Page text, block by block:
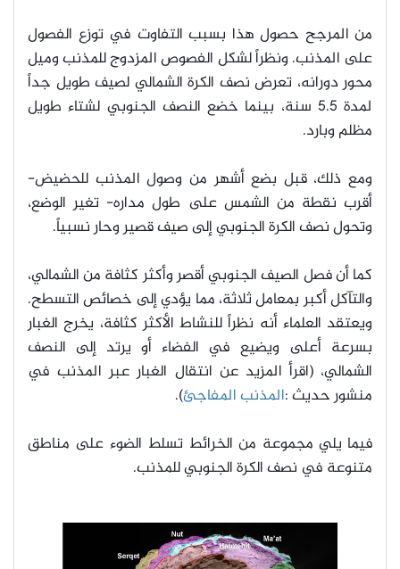
من المرجح حصول هذا بسبب التفاوت في توزع الفصول
على المذنب. ونظراً لشكل الفصوص المزدوج للمذنب وميل
محور دورانه، تعرض نصف الكرة الشمالي لصيف طويل جداً
لمدة 5.5 سنة، بينما خضع النصف الجنوبي لشتاء طويل
مظلم وبارد.
ومع ذلك، قبل بضع أشهر من وصول المذنب للحضيض-
أقرب نقطة من الشمس على طول مداره- تغير الوضع،
وتحول نصف الكرة الجنوبي إلى صيف قصير وحار نسبياً.
كما أن فصل الصيف الجنوبي أقصر وأكثر كثافة من الشمالي،
والتآكل أكبر بمعامل ثلاثة، مما يؤدي إلى خصائص التسطح.
ويعتقد العلماء أنه نظراً للنشاط الأكثر كثافة، يخرج الغبار
بسرعة أعلى ويضيع في الفضاء أو يرتد إلى النصف
الشمالي، (اقرأ المزيد عن انتقال الغبار عبر المذنب في
منشور حديث :المذنب المفاجئ).
فيما يلي مجموعة من الخرائط تسلط الضوء على مناطق
متنوعة في نصف الكرة الجنوبي للمذنب.